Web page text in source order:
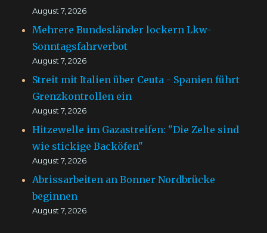
August 7, 2026
Mehrere Bundesländer lockern Lkw-
Sonntagsfahrverbot
August 7, 2026
Streit mit Italien über Ceuta - Spanien führt
Grenzkontrollen ein
August 7, 2026
Hitzewelle im Gazastreifen: "Die Zelte sind
wie stickige Backöfen"
August 7, 2026
Abrissarbeiten an Bonner Nordbrücke
beginnen
August 7, 2026